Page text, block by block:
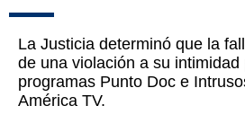
La Justicia determinó que la
de una violación a su
programas Punto Doc e
América TV.